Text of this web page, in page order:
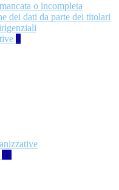
o incompleta
dei dati da parte dei titolari
1
21